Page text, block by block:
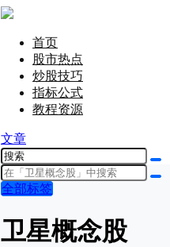
首页
股市热点
炒股技巧
指标公式
教程资源
文章
全部标签
卫星概念股